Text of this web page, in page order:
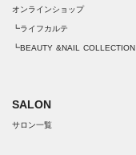
オンラインショップ
┗ライフカルテ
┗BEAUTY &NAIL COLLECTION
SALON
サロン一覧